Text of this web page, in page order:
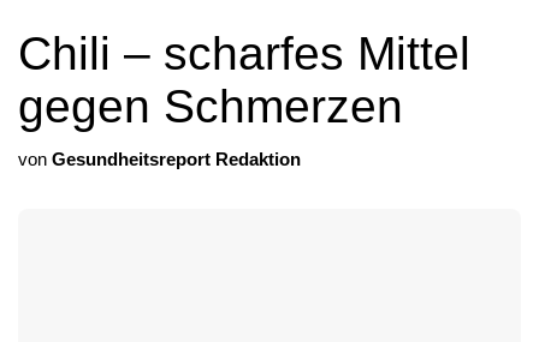
Chili – scharfes Mittel
gegen Schmerzen
von Gesundheitsreport Redaktion